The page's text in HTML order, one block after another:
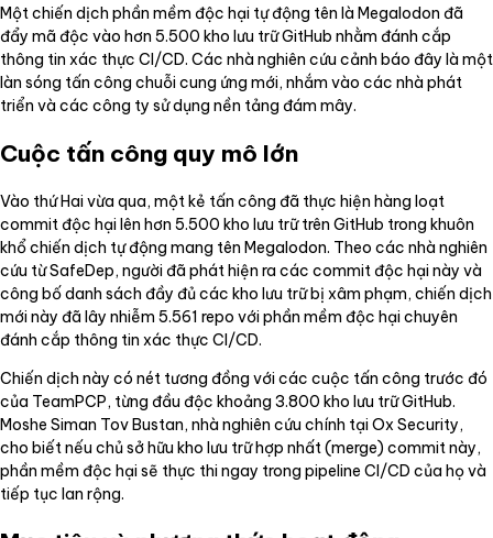
Một chiến dịch phần mềm độc hại tự động tên là Megalodon đã
đẩy mã độc vào hơn 5.500 kho lưu trữ GitHub nhằm đánh cắp
thông tin xác thực CI/CD. Các nhà nghiên cứu cảnh báo đây là một
làn sóng tấn công chuỗi cung ứng mới, nhắm vào các nhà phát
triển và các công ty sử dụng nền tảng đám mây.
Cuộc tấn công quy mô lớn
Vào thứ Hai vừa qua, một kẻ tấn công đã thực hiện hàng loạt
commit độc hại lên hơn 5.500 kho lưu trữ trên GitHub trong khuôn
khổ chiến dịch tự động mang tên Megalodon. Theo các nhà nghiên
cứu từ SafeDep, người đã phát hiện ra các commit độc hại này và
công bố danh sách đầy đủ các kho lưu trữ bị xâm phạm, chiến dịch
mới này đã lây nhiễm 5.561 repo với phần mềm độc hại chuyên
đánh cắp thông tin xác thực CI/CD.
Chiến dịch này có nét tương đồng với các cuộc tấn công trước đó
của TeamPCP, từng đầu độc khoảng 3.800 kho lưu trữ GitHub.
Moshe Siman Tov Bustan, nhà nghiên cứu chính tại Ox Security,
cho biết nếu chủ sở hữu kho lưu trữ hợp nhất (merge) commit này,
phần mềm độc hại sẽ thực thi ngay trong pipeline CI/CD của họ và
tiếp tục lan rộng.